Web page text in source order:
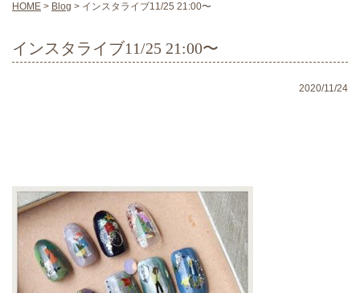
HOME > Blog > インスタライブ11/25 21:00〜
インスタライブ11/25 21:00〜
2020/11/24